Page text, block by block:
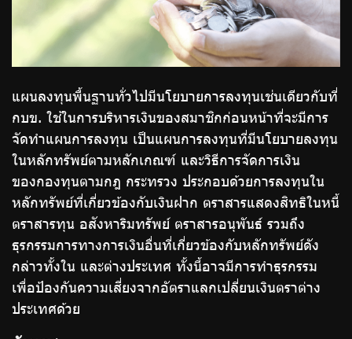
ติดต่อเรา
ไทย | Eng
แผนลงทุนพื้นฐานทั่วไปมีนโยบายการลงทุนเช่นเดียวกับที่
กบข. ใช้ในการบริหารเงินของสมาชิกก่อนหน้าที่จะมีการ
จัดทำแผนการลงทุน เป็นแผนการลงทุนที่มีนโยบายลงทุน
ในหลักทรัพย์ตามหลักเกณฑ์ และวิธีการจัดการเงิน
ของกองทุนตามกฎ กระทรวง ประกอบด้วยการลงทุนใน
หลักทรัพย์ที่เกี่ยวข้องกับเงินฝาก ตราสารแสดงสิทธิในหนี้
ตราสารทุน อสังหาริมทรัพย์ ตราสารอนุพันธ์ รวมถึง
ธุรกรรมการทางการเงินอื่นที่เกี่ยวข้องกับหลักทรัพย์ดัง
กล่าวทั้งใน และต่างประเทศ ทั้งนี้อาจมีการทำธุรกรรม
เพื่อป้องกันความเสี่ยงจากอัตราแลกเปลี่ยนเงินตราต่าง
ประเทศด้วย